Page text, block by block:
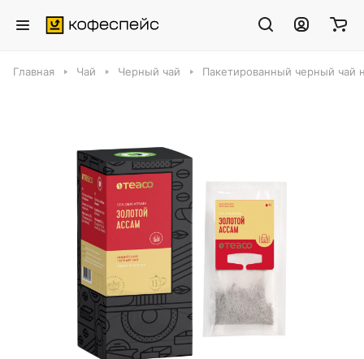
Главная Чай Черный чай Пакетированный черный чай